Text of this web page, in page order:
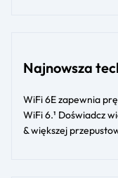
Najnowsza
WiFi 6E zapewnia
WiFi 6.¹ Doświadcz
& większej